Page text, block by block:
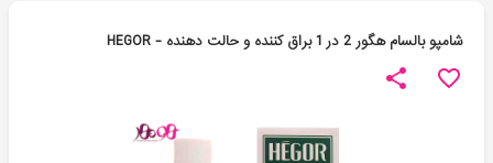
شامپو بالسام هگور 2 در 1 براق کننده و حالت دهنده - HEGOR